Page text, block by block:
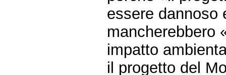
essere dannoso
mancherebbero
impatto
il progetto del